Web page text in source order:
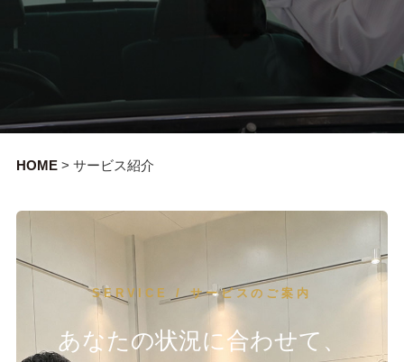
HOME> サービス紹介
SERVICE / サービスのご案内
あなたの状況に合わせて、